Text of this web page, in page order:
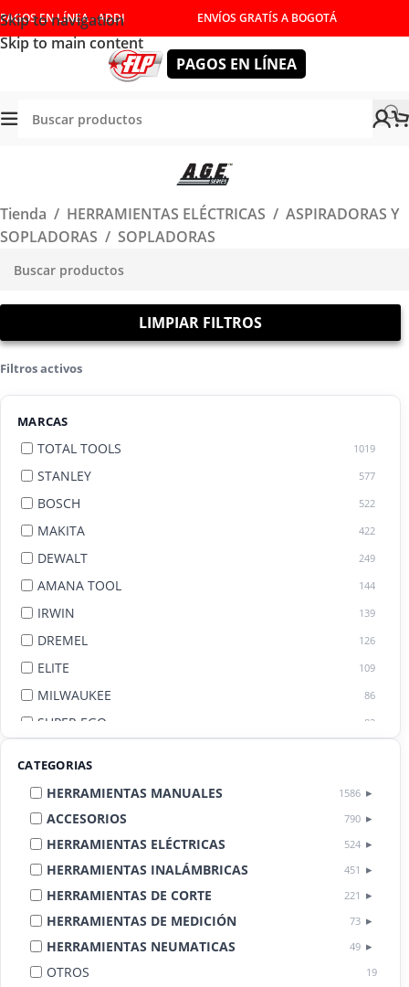
Skip to navigation
Skip to main content
PAGOS EN LÍNEA - ADDI ENVÍOS GRATÍS A BOGOTÁ
PAGOS EN LÍNEA
Tienda / HERRAMIENTAS ELÉCTRICAS / ASPIRADORAS Y
SOPLADORAS / SOPLADORAS
LIMPIAR FILTROS
Filtros activos
MARCAS
TOTAL TOOLS 1019
STANLEY 577
BOSCH 522
MAKITA 422
DEWALT 249
AMANA TOOL 144
IRWIN 139
DREMEL 126
ELITE 109
MILWAUKEE 86
SUPER EGO 82
CATEGORIAS
HERRAMIENTAS MANUALES 1586
ACCESORIOS 790
HERRAMIENTAS ELÉCTRICAS 524
HERRAMIENTAS INALÁMBRICAS 451
HERRAMIENTAS DE CORTE 221
HERRAMIENTAS DE MEDICIÓN 73
HERRAMIENTAS NEUMATICAS 49
OTROS 19